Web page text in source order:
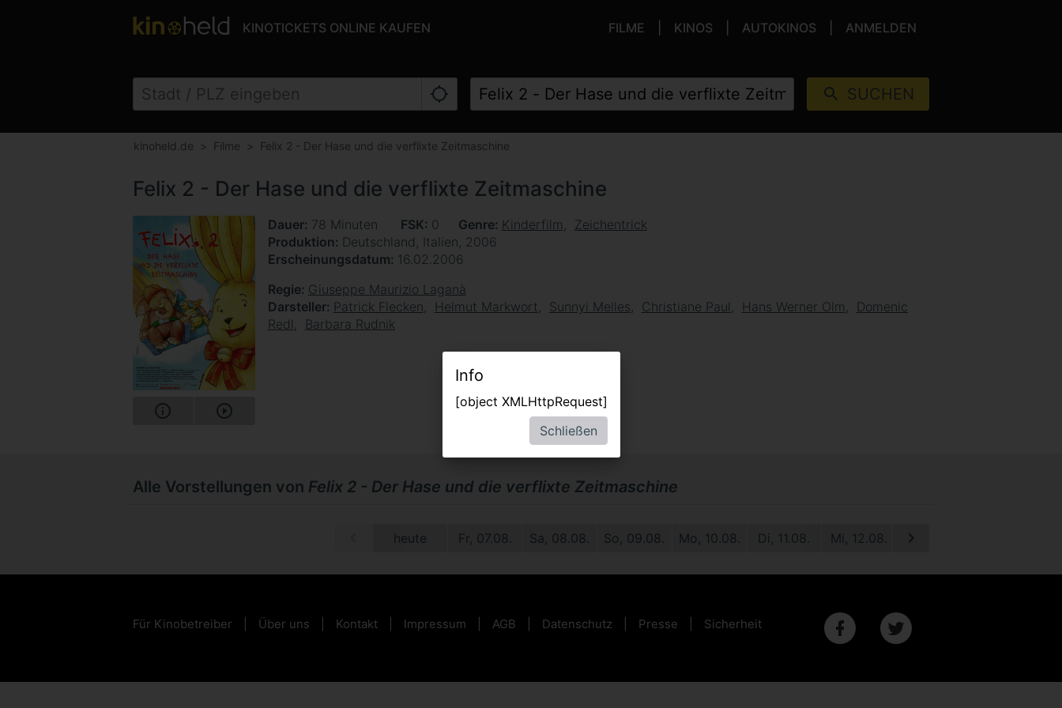
KINOTICKETS ONLINE KAUFEN FILME KINOS AUTOKINOS ANMELDEN
SUCHEN
kinoheld.de Filme Felix 2 - Der Hase und die verflixte Zeitmaschine
Felix 2 - Der Hase und die verflixte Zeitmaschine
Dauer 78 Minuten FSK 0 Genre Kinderfilm
Zeichentrick
Produktion Deutschland, Italien, 2006
Erscheinungsdatum 16.02.2006
Regie Giuseppe Maurizio Laganà
Darsteller Patrick Flecken Helmut Markwort Sunnyi Melles Christiane Paul Hans Werner Olm
Domenic
Redl
Barbara Rudnik
Alle Vorstellungen von Felix 2 - Der Hase und die verflixte Zeitmaschine
heute Fr, 07.08. Sa, 08.08. So, 09.08. Mo, 10.08. Di, 11.08. Mi, 12.08. Do, 13.08.
Für Kinobetreiber Über uns Kontakt Impressum AGB Datenschutz Presse Sicherheit
Info
[object XMLHttpRequest]
Schließen